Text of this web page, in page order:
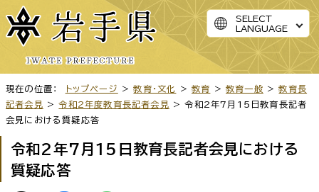
SELECT
LANGUAGE
現在の位置： トップページ >教育・文化 >教育 >教育一般 >教育長
記者会見
>令和2年度教育長記者会見
> 令和2年7月15日教育長記者
会見における質疑応答
令和2年7月15日教育長記者会見における
質疑応答